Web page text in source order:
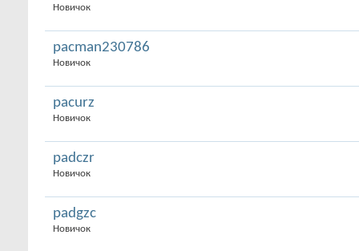
Новичок
pacman230786
Новичок
pacurz
Новичок
padczr
Новичок
padgzc
Новичок